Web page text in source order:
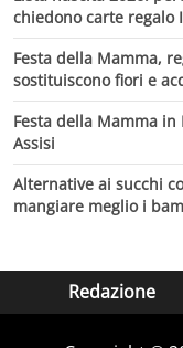
chiedono carte regalo
Festa della Mamma,
sostituiscono fiori e
Festa della Mamma
Assisi
Alternative ai succhi
mangiare meglio i
Redazione